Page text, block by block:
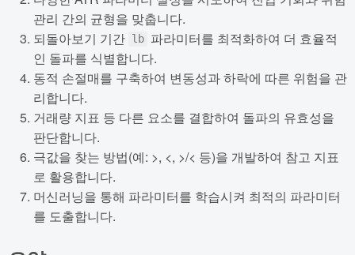
관리 간의 균형을 맞춥니다.
되돌아보기 기간 lb 파라미터를 최적화하여 더 효율적
인 돌파를 식별합니다.
동적 손절매를 구축하여 변동성과 하락에 따른 위험을 관
리합니다.
거래량 지표 등 다른 요소를 결합하여 돌파의 유효성을
판단합니다.
극값을 찾는 방법(예: >, <, >/< 등)을 개발하여 참고 지표
로 활용합니다.
머신러닝을 통해 파라미터를 학습시켜 최적의 파라미터
를 도출합니다.